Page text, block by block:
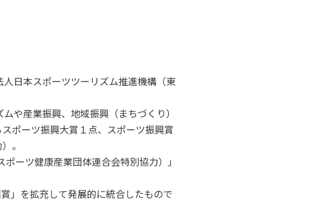
ブなまちづくり
国際機関との連携
諸外国のスポーツ政策
諸外国のスポーツ情報（ドイツ）
諸外国のスポーツ情報（カナダ）
INCUBATOR ―
策の『卵』 ―
Sport Topics
日本スポーツツーリズム推進機構（東
や産業振興、地域振興（まちづくり）
ポーツ振興大賞１点、スポーツ振興賞
。
ーツ健康産業団体連合会特別協力）」
」を拡充して発展的に統合したもので